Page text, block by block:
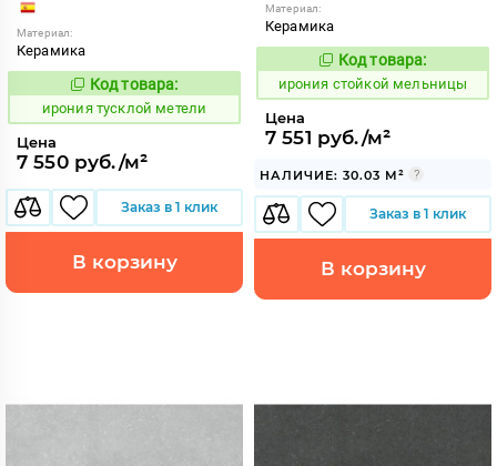
Материал:
Керамика
1107050
Код товара:
ирония тусклой метели
Цена
7 550 руб./м²
Заказ в 1 клик
В корзину
Материал:
Керамика
1106049
Код товара:
ирония стойкой мельницы
Цена
7 551 руб./м²
НАЛИЧИЕ: 30.03 М²
Заказ в 1 клик
В корзину